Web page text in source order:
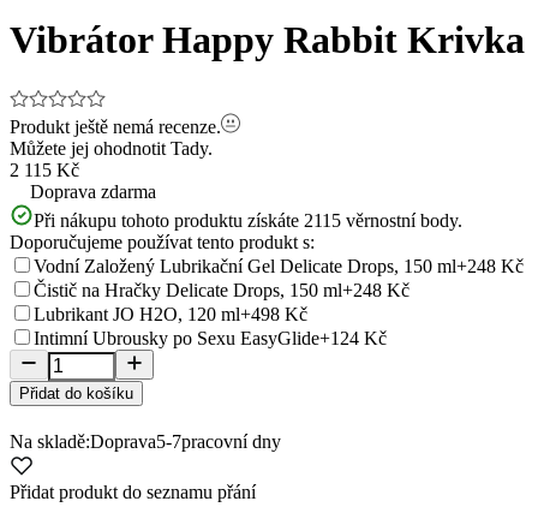
of
5
Vibrátor Happy Rabbit Krivka
Produkt ještě nemá recenze.
Můžete jej ohodnotit Tady.
2 115 Kč
Doprava zdarma
Při nákupu tohoto produktu získáte 2115 věrnostní body.
Doporučujeme používat tento produkt s:
Vodní Založený Lubrikační Gel Delicate Drops, 150 ml+248 Kč
Čistič na Hračky Delicate Drops, 150 ml+248 Kč
Lubrikant JO H2O, 120 ml+498 Kč
Intimní Ubrousky po Sexu EasyGlide+124 Kč
Přidat do košíku
Na skladě:Doprava5-7pracovní dny
Přidat produkt do seznamu přání